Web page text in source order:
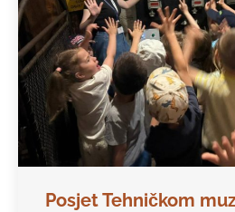
Posjet Tehničkom